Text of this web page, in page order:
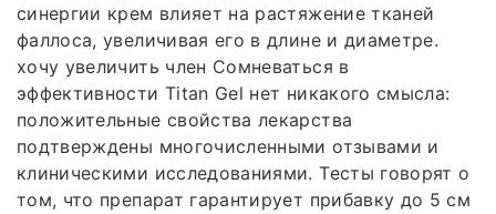
синергии крем влияет на растяжение тканей
фаллоса, увеличивая его в длине и диаметре.
хочу увеличить член Сомневаться в
эффективности Titan Gel нет никакого смысла:
положительные свойства лекарства
подтверждены многочисленными отзывами и
клиническими исследованиями. Тесты говорят о
том, что препарат гарантирует прибавку до 5 см